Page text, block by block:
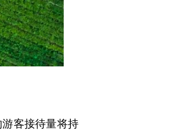
客接待量将持